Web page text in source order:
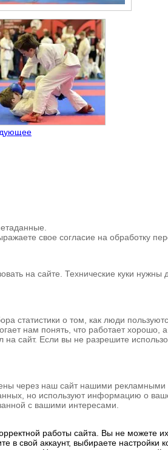
свое согласие на обработку
на сайте. Технические куки
статистики о том, как люди
нам понять, что работает
на сайт. Если вы не разрешите
через наш сайт нашими
но используют информацию о
с вашими интересами.
работы сайта. Вы не можете
в свой аккаунт, выбираете